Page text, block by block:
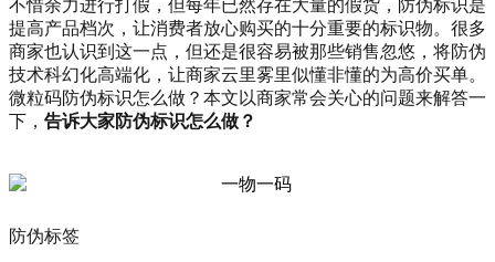
不惜余力进行打假，但每年已然存在大量的假货，防伪标识是
提高产品档次，让消费者放心购买的十分重要的标识物。很多
商家也认识到这一点，但还是很容易被那些销售忽悠，将防伪
技术科幻化高端化，让商家云里雾里似懂非懂的为高价买单。
微粒码防伪标识怎么做？本文以商家常会关心的问题来解答一
下， 告诉大家防伪标识怎么做？
防伪标签